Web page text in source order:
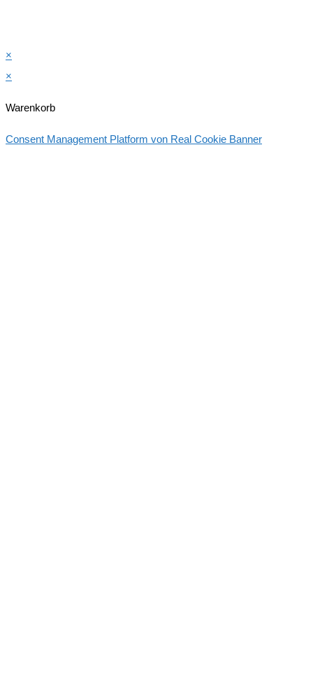
×
×
Warenkorb
Consent Management Platform von Real Cookie Banner